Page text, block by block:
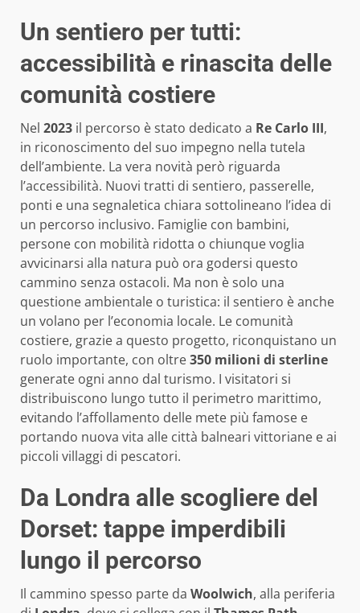
Un sentiero per tutti:
accessibilità e rinascita delle
comunità costiere
Nel 2023 il percorso è stato dedicato a Re Carlo III,
in riconoscimento del suo impegno nella tutela
dell’ambiente. La vera novità però riguarda
l’accessibilità. Nuovi tratti di sentiero, passerelle,
ponti e una segnaletica chiara sottolineano l’idea di
un percorso inclusivo. Famiglie con bambini,
persone con mobilità ridotta o chiunque voglia
avvicinarsi alla natura può ora godersi questo
cammino senza ostacoli. Ma non è solo una
questione ambientale o turistica: il sentiero è anche
un volano per l’economia locale. Le comunità
costiere, grazie a questo progetto, riconquistano un
ruolo importante, con oltre350 milioni di sterline
generate ogni anno dal turismo. I visitatori si
distribuiscono lungo tutto il perimetro marittimo,
evitando l’affollamento delle mete più famose e
portando nuova vita alle città balneari vittoriane e ai
piccoli villaggi di pescatori.
Da Londra alle scogliere del
Dorset: tappe imperdibili
lungo il percorso
Il cammino spesso parte da Woolwich, alla periferia